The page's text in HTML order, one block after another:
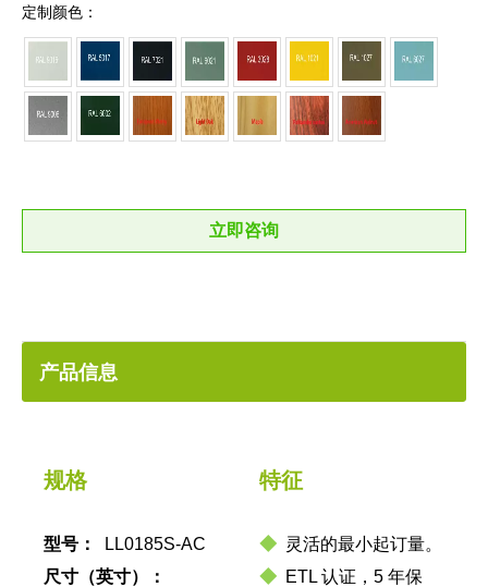
定制颜色：
立即咨询
产品信息
规格
型号：
LL0185S-AC
尺寸（英寸）：
特征
◆灵活的最小起订量。
◆ETL 认证，5 年保